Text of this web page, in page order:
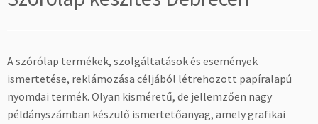
A szórólap termékek, szolgáltatások és események
ismertetése, reklámozása céljából létrehozott papíralapú
nyomdai termék. Olyan kisméretű, de jellemzően nagy
példányszámban készülő ismertetőanyag, amely grafikai